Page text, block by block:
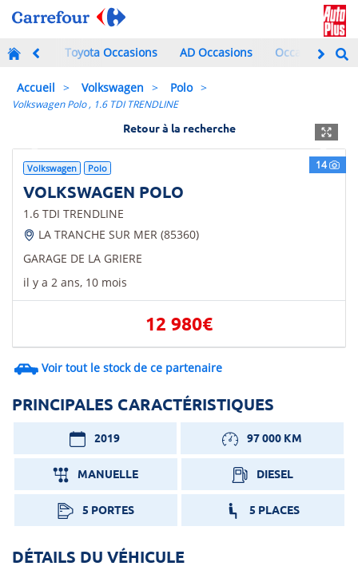
Toyota Occasions AD Occasions Occasions à
Accueil Volkswagen Polo
Volkswagen Polo , 1.6 TDI TRENDLINE
Retour à la recherche
14
Next
Volkswagen Polo
VOLKSWAGEN POLO
1.6 TDI TRENDLINE
LA TRANCHE SUR MER (85360)
GARAGE DE LA GRIERE
il y a 2 ans, 10 mois
12 980€
Voir tout le stock de ce partenaire
PRINCIPALES CARACTÉRISTIQUES
2019 97 000 KM
MANUELLE DIESEL
5 PORTES 5 PLACES
DÉTAILS DU VÉHICULE